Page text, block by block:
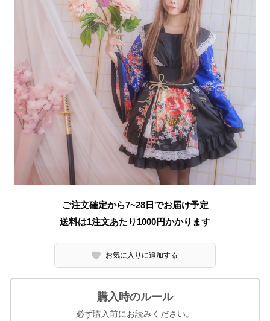
ご注文確定から7~28日でお届け予定
送料は1注文あたり 1000円かかります
お気に入りに追加する
購入時のルール
必ず購入前にお読みください。